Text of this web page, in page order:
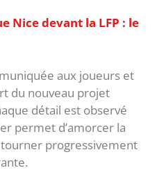
Nice devant la LFP : le
aux joueurs et
du nouveau projet
détail est observé
permet d’amorcer la
progressivement